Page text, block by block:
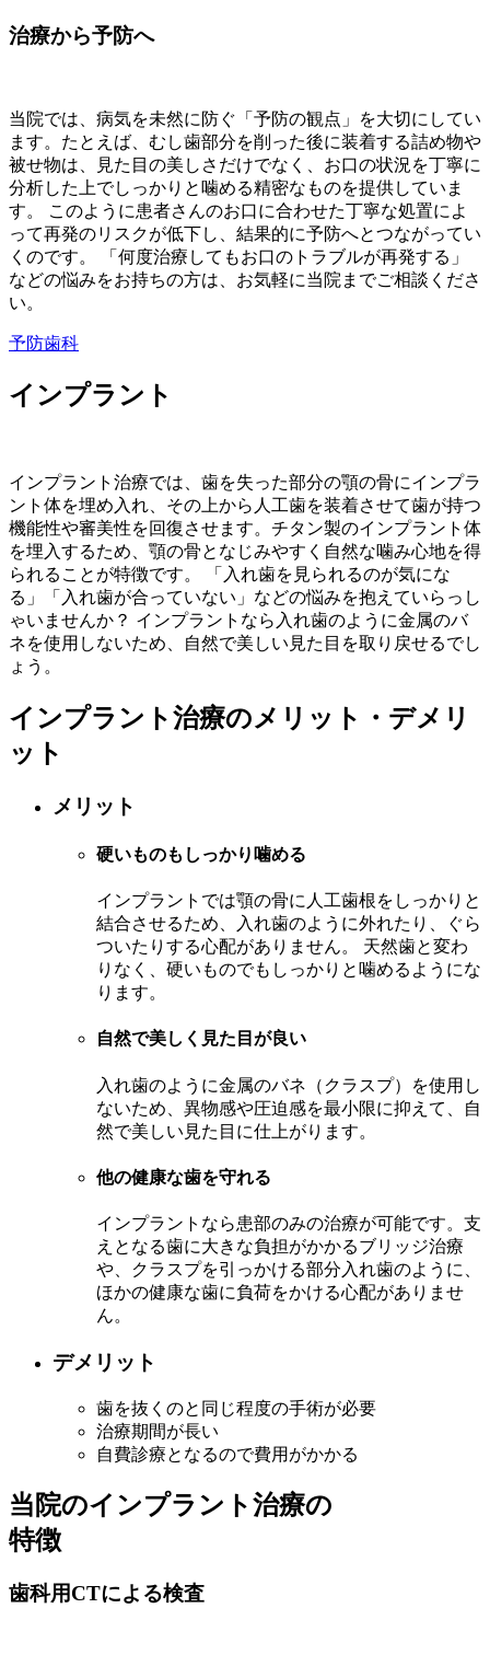
治療から予防へ
当院では、病気を未然に防ぐ「予防の観点」を大切にしてい
ます。たとえば、むし歯部分を削った後に装着する詰め物や
被せ物は、見た目の美しさだけでなく、お口の状況を丁寧に
分析した上でしっかりと噛める精密なものを提供していま
す。 このように患者さんのお口に合わせた丁寧な処置によ
って再発のリスクが低下し、結果的に予防へとつながってい
くのです。 「何度治療してもお口のトラブルが再発する」
などの悩みをお持ちの方は、お気軽に当院までご相談くださ
い。
予防歯科
インプラント
インプラント治療では、歯を失った部分の顎の骨にインプラ
ント体を埋め入れ、その上から人工歯を装着させて歯が持つ
機能性や審美性を回復させます。チタン製のインプラント体
を埋入するため、顎の骨となじみやすく自然な噛み心地を得
られることが特徴です。 「入れ歯を見られるのが気にな
る」「入れ歯が合っていない」などの悩みを抱えていらっし
ゃいませんか？ インプラントなら入れ歯のように金属のバ
ネを使用しないため、自然で美しい見た目を取り戻せるでし
ょう。
インプラント治療のメリット・デメリ
ット
メリット
硬いものもしっかり噛める
インプラントでは顎の骨に人工歯根をしっかりと
結合させるため、入れ歯のように外れたり、ぐら
ついたりする心配がありません。 天然歯と変わ
りなく、硬いものでもしっかりと噛めるようにな
ります。
自然で美しく見た目が良い
入れ歯のように金属のバネ（クラスプ）を使用し
ないため、異物感や圧迫感を最小限に抑えて、自
然で美しい見た目に仕上がります。
他の健康な歯を守れる
インプラントなら患部のみの治療が可能です。支
えとなる歯に大きな負担がかかるブリッジ治療
や、クラスプを引っかける部分入れ歯のように、
ほかの健康な歯に負荷をかける心配がありませ
ん。
デメリット
歯を抜くのと同じ程度の手術が必要
治療期間が長い
自費診療となるので費用がかかる
当院のインプラント治療の
特徴
歯科用CTによる検査